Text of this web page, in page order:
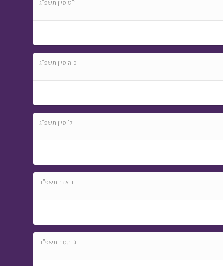
י"ט סיון תשפ"ג
כ"ה סיון תשפ"ג
ל' סיון תשפ"ג
ו' אדר תשפ"ד
ג' תמוז תשפ"ד